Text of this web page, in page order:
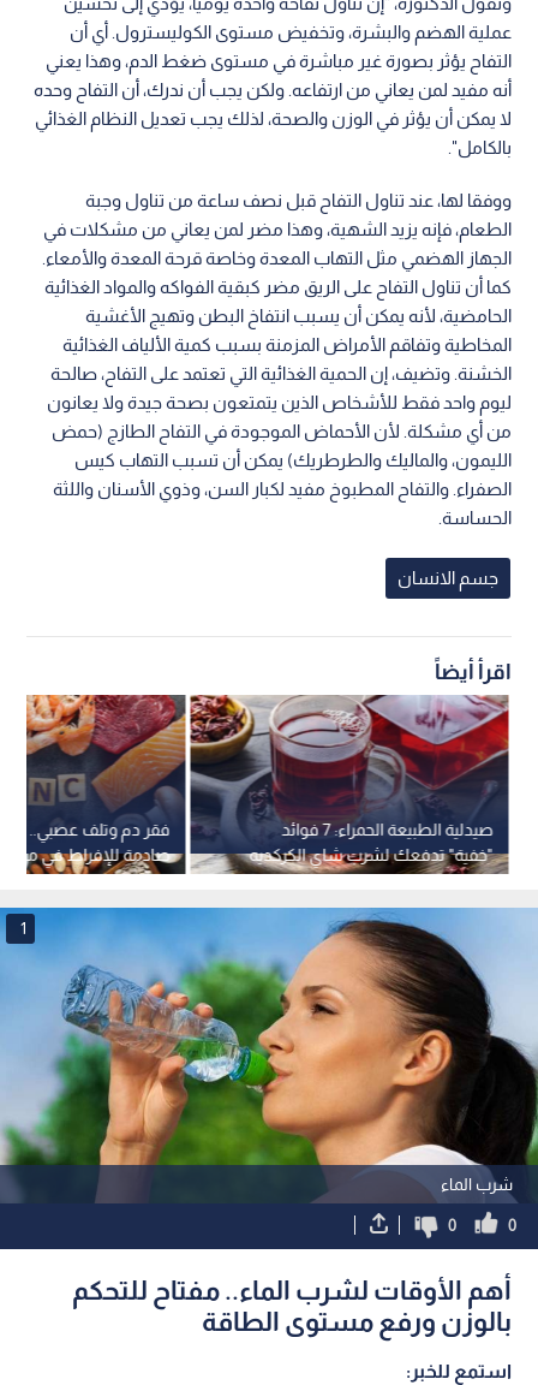
عملية الهضم والبشرة، وتخفيض مستوى الكوليسترول. أي أن
التفاح يؤثر بصورة غير مباشرة في مستوى ضغط الدم، وهذا يعني
أنه مفيد لمن يعاني من ارتفاعه. ولكن يجب أن ندرك، أن التفاح وحده
لا يمكن أن يؤثر في الوزن والصحة، لذلك يجب تعديل النظام الغذائي
بالكامل".
ووفقا لها، عند تناول التفاح قبل نصف ساعة من تناول وجبة
الطعام، فإنه يزيد الشهية، وهذا مضر لمن يعاني من مشكلات في
الجهاز الهضمي مثل التهاب المعدة وخاصة قرحة المعدة والأمعاء.
كما أن تناول التفاح على الريق مضر كبقية الفواكه والمواد الغذائية
الحامضية، لأنه يمكن أن يسبب انتفاخ البطن وتهيج الأغشية
المخاطية وتفاقم الأمراض المزمنة بسبب كمية الألياف الغذائية
الخشنة. وتضيف، إن الحمية الغذائية التي تعتمد على التفاح، صالحة
ليوم واحد فقط للأشخاص الذين يتمتعون بصحة جيدة ولا يعانون
من أي مشكلة. لأن الأحماض الموجودة في التفاح الطازج (حمض
الليمون، والماليك والطرطريك) يمكن أن تسبب التهاب كيس
الصفراء. والتفاح المطبوخ مفيد لكبار السن، وذوي الأسنان واللثة
الحساسة.
جسم الانسان
اقرأ أيضاً
صادمة للإفراط في
صيدلية الطبيعة الحمراء: 7 فوائد
"خفية" تدفعك لشرب شاي الكركديه
يوميا
شرب الماء
1
0
0
أهم الأوقات لشرب الماء.. مفتاح للتحكم
بالوزن ورفع مستوى الطاقة
استمع للخبر: